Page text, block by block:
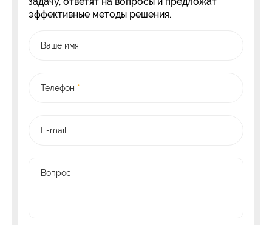
эффективные методы решения.
Ваше имя
Телефон *
E-mail
Вопрос